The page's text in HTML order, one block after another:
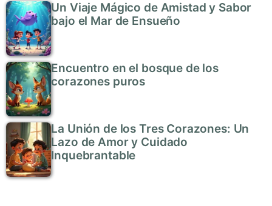
Un Viaje Mágico de Amistad y Sabor
bajo el Mar de Ensueño
Encuentro en el bosque de los
corazones puros
La Unión de los Tres Corazones: Un
Lazo de Amor y Cuidado
Inquebrantable